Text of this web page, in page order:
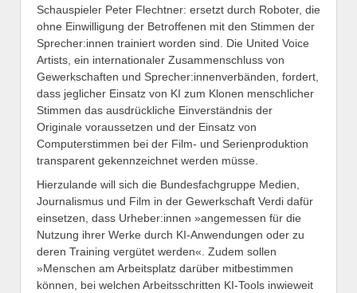
Schauspieler Peter Flechtner: ­ersetzt durch Roboter, die
ohne Einwilligung der Betroffenen mit den Stimmen der
Sprecher:innen trainiert worden sind. Die United Voice
Artists, ein internationaler Zusammenschluss von
Gewerkschaften und Sprecher:innen­verbänden, fordert,
dass jeglicher Einsatz von KI zum Klonen menschlicher
Stimmen das ausdrückliche Einverständnis der
Originale voraussetzen und der Einsatz von
Computerstimmen bei der Film- und Serienproduktion
transparent gekennzeichnet werden müsse.
Hierzulande will sich die Bundesfachgruppe Medien,
Journalismus und Film in der Gewerkschaft Verdi dafür
einsetzen, dass Urheber:innen »angemessen für die
Nutzung ihrer Werke durch KI-Anwendungen oder zu
deren Training vergütet werden«. Zudem sollen
»Menschen am Arbeitsplatz dar­über mitbestimmen
können, bei ­welchen Arbeitsschritten KI-Tools inwieweit